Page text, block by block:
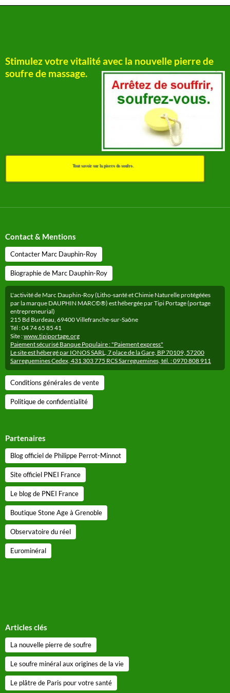
Stimulez votre vitalité avec la nouvelle pierre de
soufre de massage.
Tout savoir sur la pierre de soufre.
Contact & Mentions
Contacter Marc Dauphin-Roy
Biographie de Marc Dauphin-Roy
L'activité de Marc Dauphin-Roy (Litho-santé et Chimie Naturelle protégéées
par la marque DAUPHIN MARC©®) est hébergée par Tipi Portage (portage
entrepreneurial)
215 Bd Burdeau, 69400 Villefranche-sur-Saône
Tél : 04 74 65 85 41
Site :www.tipiportage.org
Paiement sécurisé Banque Populaire : "Paiement express"
Le site est hébergé par IONOS SARL, 7 place de la Gare, BP 70109, 57200
Sarreguemines Cedex, 431 303 775 RCS Sarreguemines, tél. : 0970 808 911
Conditions générales de vente
Politique de confidentialité
Partenaires
Blog officiel de Philippe Perrot-Minnot
Site officiel PNEI France
Le blog de PNEI France
Boutique Stone Age à Grenoble
Observatoire du réel
Eurominéral
Articles clés
La nouvelle pierre de soufre
Le soufre minéral aux origines de la vie
Le plâtre de Paris pour votre santé